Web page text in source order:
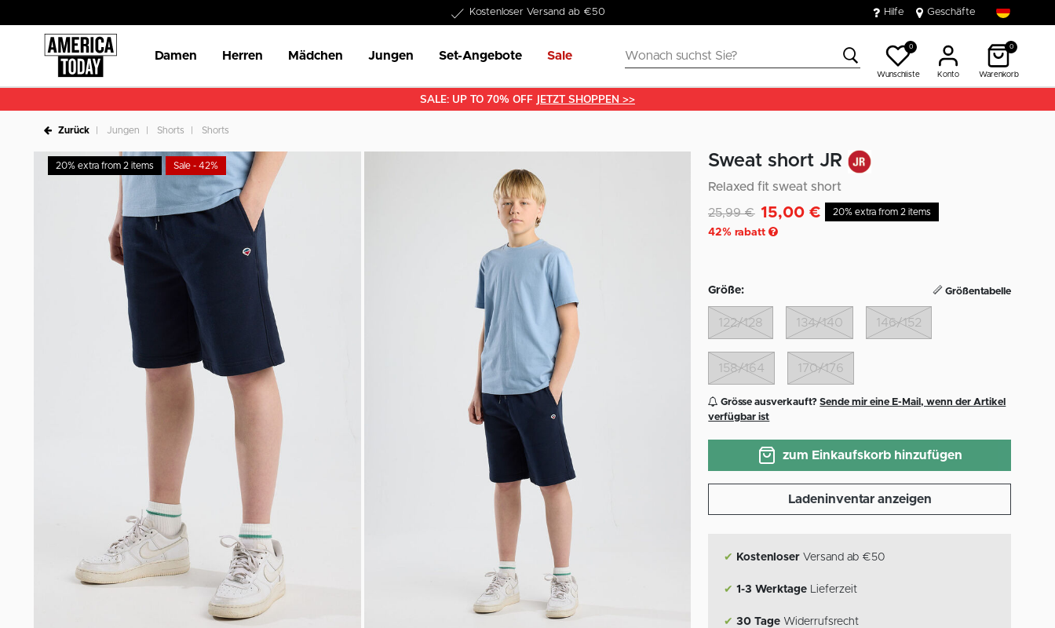
Kostenloser Versand ab €50
1-3 Werktage Lieferzeit Hilfe Geschäfte
Damen Herren Mädchen Jungen Set-Angebote Sale
0
Wunschliste Konto
0
Warenkorb
SALE: UP TO 70% OFF JETZT SHOPPEN >>
Zurück Jungen Shorts Shorts
20% extra from 2 items Sale - 42% Sweat short JR
Relaxed fit sweat short
Reduziert von
25,99 €auf15,00 €
42% rabatt
20% extra from 2 items
Größe: Größentabelle
122/128 134/140 146/152
158/164 170/176
Grösse ausverkauft?Sende mir eine E-Mail, wenn der Artikel
verfügbar ist
zum Einkaufskorb hinzufügen
Ladeninventar anzeigen
✔ Kostenloser Versand ab €50
✔ 1-3 Werktage Lieferzeit
✔ 30 Tage Widerrufsrecht